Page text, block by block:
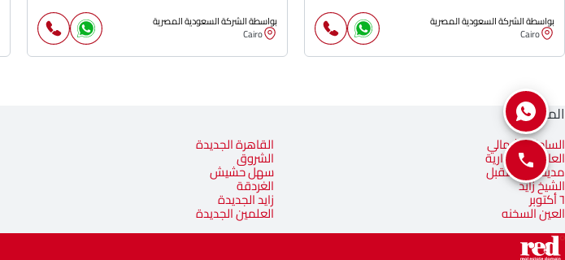
بواسطة الشركة السعودية المصرية
Cairo
بواسطة الشركة السعودية المصرية
Cairo
المناطق
الساحل الشمالي
العاصمة الإدارية
مدينة المستقبل
الشيخ زايد
٦ أكتوبر
العين السخنه
القاهرة الجديدة
الشروق
سهل حشيش
الغردقة
زايد الجديدة
العلمين الجديدة